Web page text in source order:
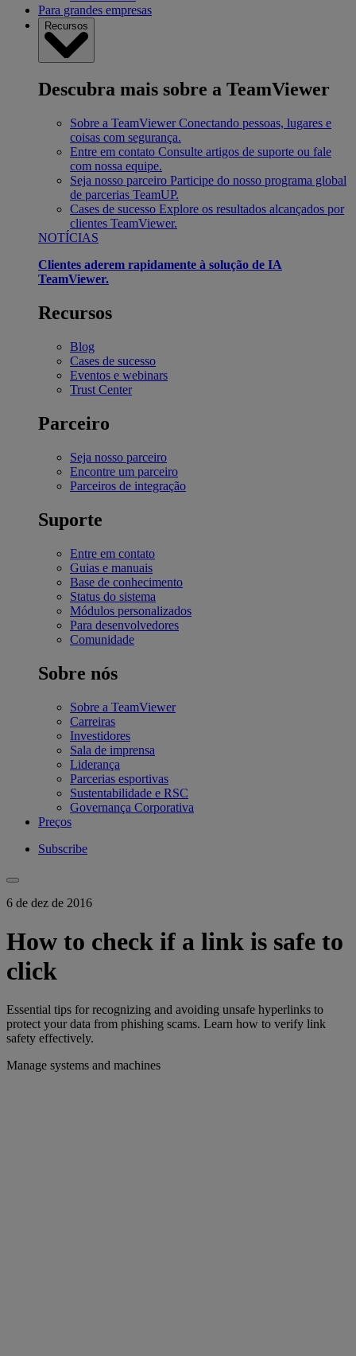
Para grandes empresas
Recursos
Descubra mais sobre a TeamViewer
Sobre a TeamViewer Conectando pessoas, lugares e
coisas com segurança.
Entre em contato Consulte artigos de suporte ou fale
com nossa equipe.
Seja nosso parceiro Participe do nosso programa global
de parcerias TeamUP.
Cases de sucesso Explore os resultados alcançados por
clientes TeamViewer.
NOTÍCIAS
Clientes aderem rapidamente à solução de IA
TeamViewer.
Recursos
Blog
Cases de sucesso
Eventos e webinars
Trust Center
Parceiro
Seja nosso parceiro
Encontre um parceiro
Parceiros de integração
Suporte
Entre em contato
Guias e manuais
Base de conhecimento
Status do sistema
Módulos personalizados
Para desenvolvedores
Comunidade
Sobre nós
Sobre a TeamViewer
Carreiras
Investidores
Sala de imprensa
Liderança
Parcerias esportivas
Sustentabilidade e RSC
Governança Corporativa
Preços
Subscribe
6 de dez de 2016
How to check if a link is safe to
click
Essential tips for recognizing and avoiding unsafe hyperlinks to
protect your data from phishing scams. Learn how to verify link
safety effectively.
Manage systems and machines